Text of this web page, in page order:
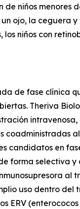
niños
ojo, la ceguera
niños con
de fase
Theriva
en
forma selectiva
al
uso dentro
ERV